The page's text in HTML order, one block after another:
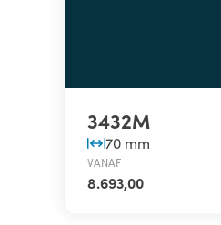
3432M
70 mm
VANAF
8.693,00